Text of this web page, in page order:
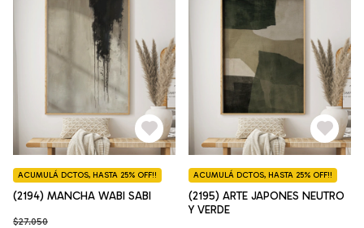
(2194) MANCHA WABI SABI
$27.050
ACUMULÁ DCTOS, HASTA 25% OFF!!
(2195) ARTE JAPONES NEUTRO
Y VERDE
ACUMULÁ DCTOS, HASTA 25% OFF!!